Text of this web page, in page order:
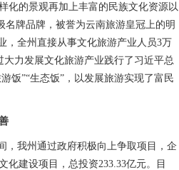
化的景观再加上丰富的民族文化资源以
名牌品牌，被誉为云南旅游皇冠上的明
，全州直接从事文化旅游产业人员3万
力发展文化旅游产业践行了习近平总
饭”“生态饭”，以发展旅游实现了富民
，我州通过政府积极向上争取项目，企
化建设项目，总投资233.33亿元。目